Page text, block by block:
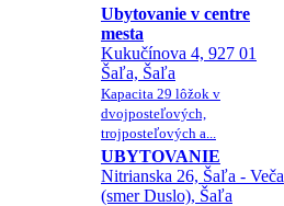
Ubytovanie v centre
mesta
Kukučínova 4, 927 01
Šaľa, Šaľa
Kapacita 29 lôžok v
dvojposteľových,
trojposteľových a...
UBYTOVANIE
Nitrianska 26, Šaľa - Veča
(smer Duslo), Šaľa